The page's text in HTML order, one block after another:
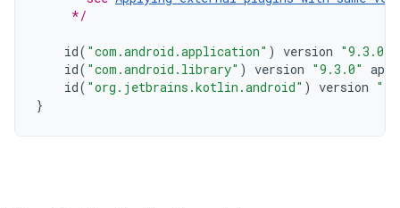
     */
id( "com.android.application" ) version "9.3.0"
id( "com.android.library" ) version "9.3.0"
id( "org.jetbrains.kotlin.android" ) version
}